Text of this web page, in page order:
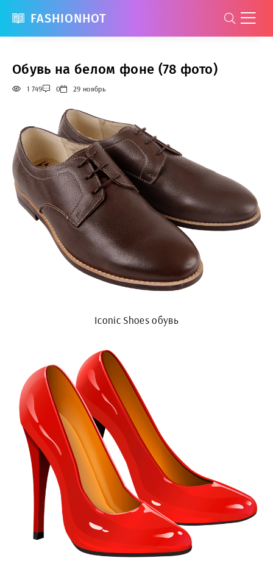
FASHIONHOT
Обувь на белом фоне (78 фото)
1 749 0 29 ноябрь
Iconic Shoes обувь